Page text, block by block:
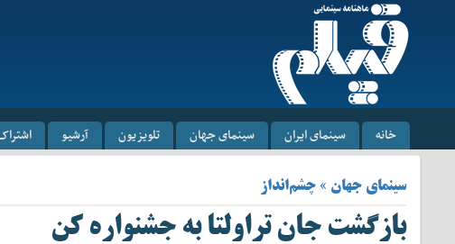
خانه سینمای ایران سینمای جهان تلویزیون آرشیو
سینمای جهان » چشم‌انداز
بازگشت جان تراولتا به جشنواره کن